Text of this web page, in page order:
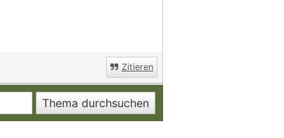
Zitieren